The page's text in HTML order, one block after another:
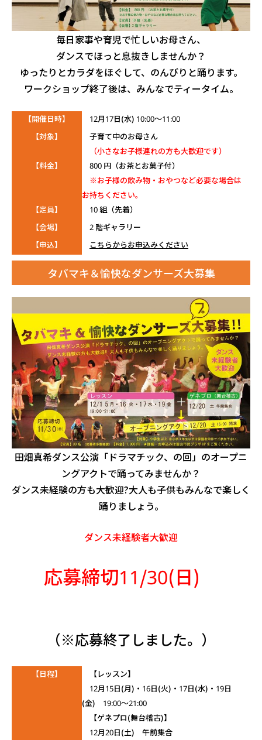
毎日家事や育児で忙しいお母さん、
ダンスでほっと息抜きしませんか？
ゆったりとカラダをほぐして、のんびりと踊ります。
ワークショップ終了後は、みんなでティータイム。
【開催日時】
12月17日(水) 10:00～11:00
【対象】
子育て中のお母さん
（小さなお子様連れの方も大歓迎です）
【料金】
800 円（お茶とお菓子付）
※お子様の飲み物・おやつなど必要な場合は
お持ちください。
【定員】
10 組（先着）
【会場】
2 階ギャラリー
【申込】
こちらからお申込みください
タバマキ＆愉快なダンサーズ大募集
田畑真希ダンス公演「ドラマチック、の回」のオープニ
ングアクトで踊ってみませんか？
ダンス未経験の方も大歓迎?大人も子供もみんなで楽しく
踊りましょう。
ダンス未経験者大歓迎
応募締切11/30(日)
（※応募終了しました。）
【日程】
【レッスン】
12月15日(月)・16日(火)・17日(水)・19日
(金) 19:00～21:00
【ゲネプロ(舞台稽古)】
12月20日(土) 午前集合